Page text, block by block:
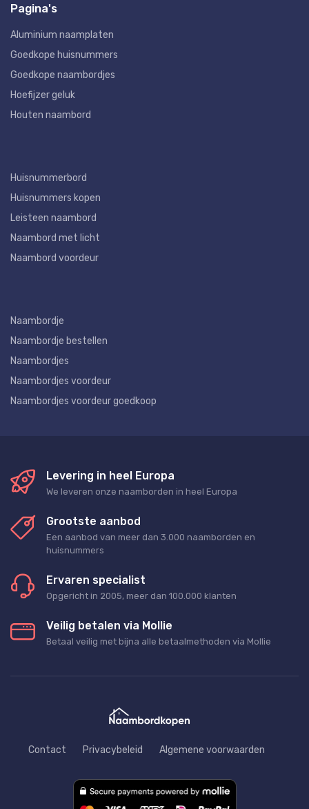
Pagina's
Aluminium naamplaten
Goedkope huisnummers
Goedkope naambordjes
Hoefijzer geluk
Houten naambord
Huisnummerbord
Huisnummers kopen
Leisteen naambord
Naambord met licht
Naambord voordeur
Naambordje
Naambordje bestellen
Naambordjes
Naambordjes voordeur
Naambordjes voordeur goedkoop
Levering in heel Europa
We leveren onze naamborden in heel Europa
Grootste aanbod
Een aanbod van meer dan 3.000 naamborden en
huisnummers
Ervaren specialist
Opgericht in 2005, meer dan 100.000 klanten
Veilig betalen via Mollie
Betaal veilig met bijna alle betaalmethoden via Mollie
Contact Privacybeleid Algemene voorwaarden